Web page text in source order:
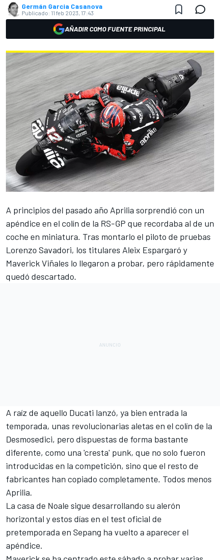
Germán Garcia Casanova
Publicado: 11 feb 2023, 17:43
AÑADIR COMO FUENTE PRINCIPAL
A principios del pasado año Aprilia sorprendió con un
apéndice en el colín de la RS-GP que recordaba al de un
coche en miniatura. Tras montarlo el piloto de pruebas
Lorenzo Savadori, los titulares Aleix Espargaró y
Maverick Viñales lo llegaron a probar, pero rápidamente
quedó descartado.
A raíz de aquello Ducati lanzó, ya bien entrada la
temporada, unas revolucionarias aletas en el colín de la
Desmosedici, pero dispuestas de forma bastante
diferente, como una 'cresta' punk, que no solo fueron
introducidas en la competición, sino que el resto de
fabricantes han copiado completamente. Todos menos
Aprilia.
La casa de Noale sigue desarrollando su alerón
horizontal y estos días en el test oficial de
pretemporada en Sepang ha vuelto a aparecer el
apéndice.